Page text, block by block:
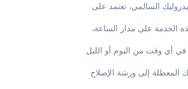
السالمي، تعتمد على
الخدمة على مدار الساعة،
أي وقت من اليوم أو الليل
المعطلة إلى ورشة الإصلاح